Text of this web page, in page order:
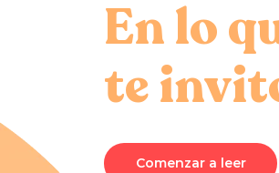
En lo
te
Comenzar a leer